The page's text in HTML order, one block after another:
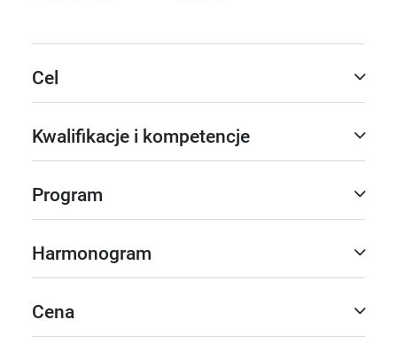
Cel
Kwalifikacje i kompetencje
Program
Harmonogram
Cena